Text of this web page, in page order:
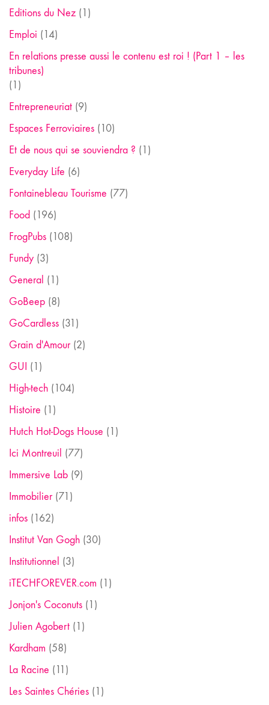
Editions du Nez (1)
Emploi (14)
En relations presse aussi le contenu est roi ! (Part 1 – les
tribunes)
(1)
Entrepreneuriat (9)
Espaces Ferroviaires (10)
Et de nous qui se souviendra ? (1)
Everyday Life (6)
Fontainebleau Tourisme (77)
Food (196)
FrogPubs (108)
Fundy (3)
General (1)
GoBeep (8)
GoCardless (31)
Grain d'Amour(2)
GUI (1)
High-tech (104)
Histoire (1)
Hutch Hot-Dogs House (1)
Ici Montreuil (77)
Immersive Lab (9)
Immobilier(71)
infos (162)
Institut Van Gogh (30)
Institutionnel (3)
iTECHFOREVER.com (1)
Jonjon's Coconuts (1)
Julien Agobert (1)
Kardham (58)
La Racine (11)
Les Saintes Chéries (1)